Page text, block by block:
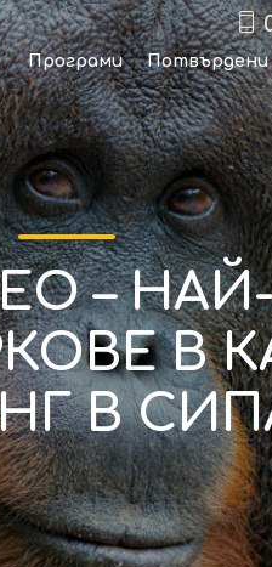
–
В
В
Програми Потвърдени